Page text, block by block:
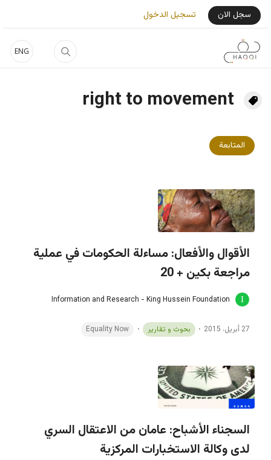
تجاوز إلى المحتوى الرئيسي
ENG
User Login Menu
سجل الان تسجيل الدخول
right to movement
المتابعة
الأقوال والأفعال: مساءلة الحكومات في عملية
مراجعة بكين + 20
Information and Research - King Hussein Foundation
27 أبريل، 2015 بحوث و تقارير Equality Now
السجناء الأشباح: عامان من الاعتقال السري
لدى وكالة الاستخبارات المركزية